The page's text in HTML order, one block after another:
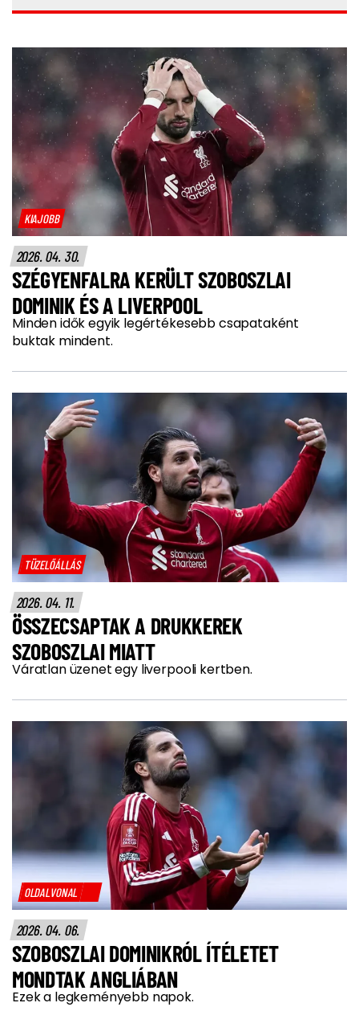
KIAJOBB
2026. 04. 30.
SZÉGYENFALRA KERÜLT SZOBOSZLAI
DOMINIK ÉS A LIVERPOOL
Minden idők egyik legértékesebb csapataként
buktak mindent.
TÜZELŐÁLLÁS
2026. 04. 11.
ÖSSZECSAPTAK A DRUKKEREK
SZOBOSZLAI MIATT
Váratlan üzenet egy liverpooli kertben.
OLDALVONAL
2026. 04. 06.
SZOBOSZLAI DOMINIKRÓL ÍTÉLETET
MONDTAK ANGLIÁBAN
Ezek a legkeményebb napok.